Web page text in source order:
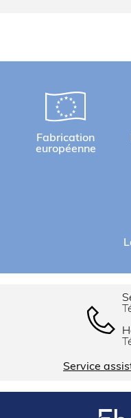
Fabrication
européenne
Service